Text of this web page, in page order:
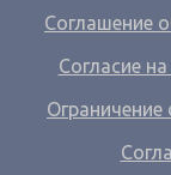
Соглашение
Согласие
Ограничение